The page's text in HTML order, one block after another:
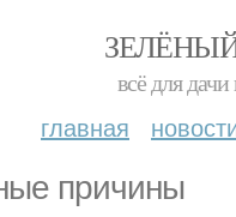
всё для дачи
главная
причины